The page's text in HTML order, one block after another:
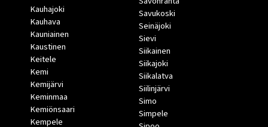
Kauhajoki
Kauhava
Kauniainen
Kaustinen
Keitele
Kemi
Kemijärvi
Keminmaa
Kemiönsaari
Kempele
Savukoski
Seinäjoki
Sievi
Siikainen
Siikajoki
Siikalatva
Siilinjärvi
Simo
Simpele